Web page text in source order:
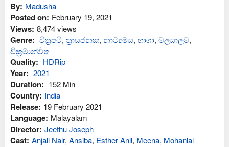
By: Madusha
Posted on: February 19, 2021
Views: 8,474 views
Genre: චිත්‍රපටි, ත්‍රාසජනක, නාට්‍යමය, භාශා, මලයාලම්,
වික්‍රමාන්විත
Quality: HDRip
Year: 2021
Duration: 152 Min
Country: India
Release: 19 February 2021
Language: Malayalam
Director: Jeethu Joseph
Cast: Anjali Nair, Ansiba, Esther Anil, Meena, Mohanlal